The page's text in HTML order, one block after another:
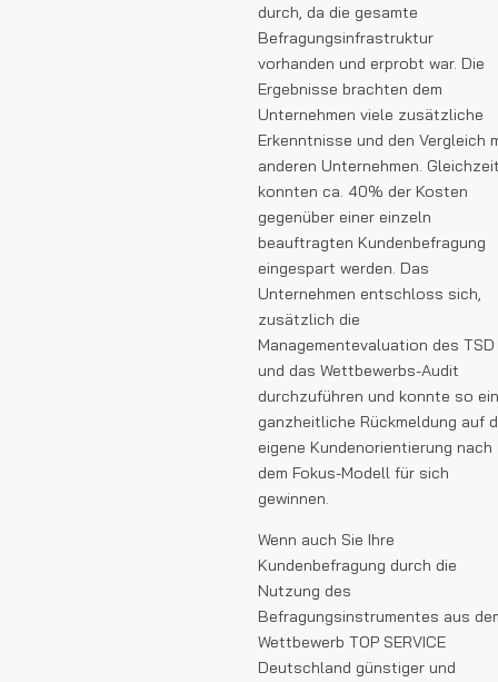
durch, da die gesamte
Befragungsinfrastruktur
vorhanden und erprobt war. Die
Ergebnisse brachten dem
Unternehmen viele zusätzliche
Erkenntnisse und den Vergleich
anderen Unternehmen.
konnten ca. 40% der Kosten
gegenüber einer einzeln
beauftragten Kundenbefragung
eingespart werden. Das
Unternehmen entschloss sich,
zusätzlich die
Managementevaluation des TSD
und das Wettbewerbs-Audit
durchzuführen und konnte so
ganzheitliche Rückmeldung auf
eigene Kundenorientierung nach
dem Fokus-Modell für sich
gewinnen.
Wenn auch Sie Ihre
Kundenbefragung durch die
Nutzung des
Befragungsinstrumentes aus
Wettbewerb TOP SERVICE
Deutschland günstiger und